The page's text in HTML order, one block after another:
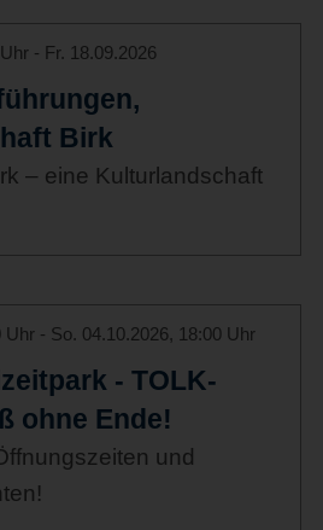
- Fr. 18.09.2026
Birk
– eine Kulturlandschaft
Uhr - So. 04.10.2026, 18:00 Uhr
- TOLK-
ohne Ende!
und